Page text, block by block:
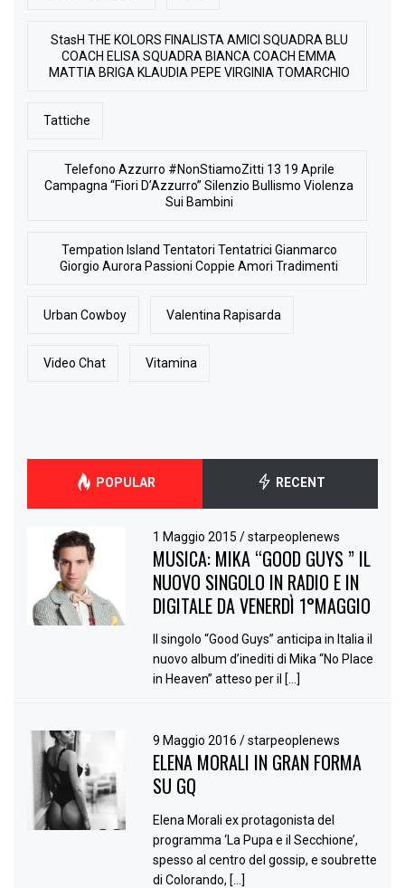
StasH THE KOLORS FINALISTA AMICI SQUADRA BLU
COACH ELISA SQUADRA BIANCA COACH EMMA
MATTIA BRIGA KLAUDIA PEPE VIRGINIA TOMARCHIO
Tattiche
Telefono Azzurro #NonStiamoZitti 13 19 Aprile
Campagna “Fiori D’Azzurro” Silenzio Bullismo Violenza
Sui Bambini
Tempation Island Tentatori Tentatrici Gianmarco
Giorgio Aurora Passioni Coppie Amori Tradimenti
Urban Cowboy Valentina Rapisarda
Video Chat Vitamina
POPULAR RECENT
1 Maggio 2015/ starpeoplenews
MUSICA: MIKA “GOOD GUYS ” IL
NUOVO SINGOLO IN RADIO E IN
DIGITALE DA VENERDÌ 1°MAGGIO
Il singolo “Good Guys” anticipa in Italia il
nuovo album d’inediti di Mika “No Place
in Heaven” atteso per il […]
9 Maggio 2016/ starpeoplenews
ELENA MORALI IN GRAN FORMA
SU GQ
Elena Morali ex protagonista del
programma ‘La Pupa e il Secchione’,
spesso al centro del gossip, e soubrette
di Colorando, […]